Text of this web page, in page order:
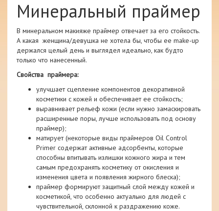
Минеральный праймер
В минеральном макияже праймер отвечает за его стойкость.
А какая женщина/девушка не хотела бы, чтобы ее make-up
держался целый день и выглядел идеально, как будто
только что нанесенный.
Свойства праймера:
улучшает сцепление компонентов декоративной
косметики с кожей и обеспечивает ее стойкость;
выравнивает рельеф кожи (если нужно замаскировать
расширенные поры, лучше использовать под основу
праймер);
матирует (некоторые виды праймеров Oil Control
Primer содержат активные адсорбенты, которые
способны впитывать излишки кожного жира и тем
самым предохранять косметику от окисления и
изменения цвета и появления жирного блеска);
праймер формируют защитный слой между кожей и
косметикой, что особенно актуально для людей с
чувствительной, склонной к раздражению коже.